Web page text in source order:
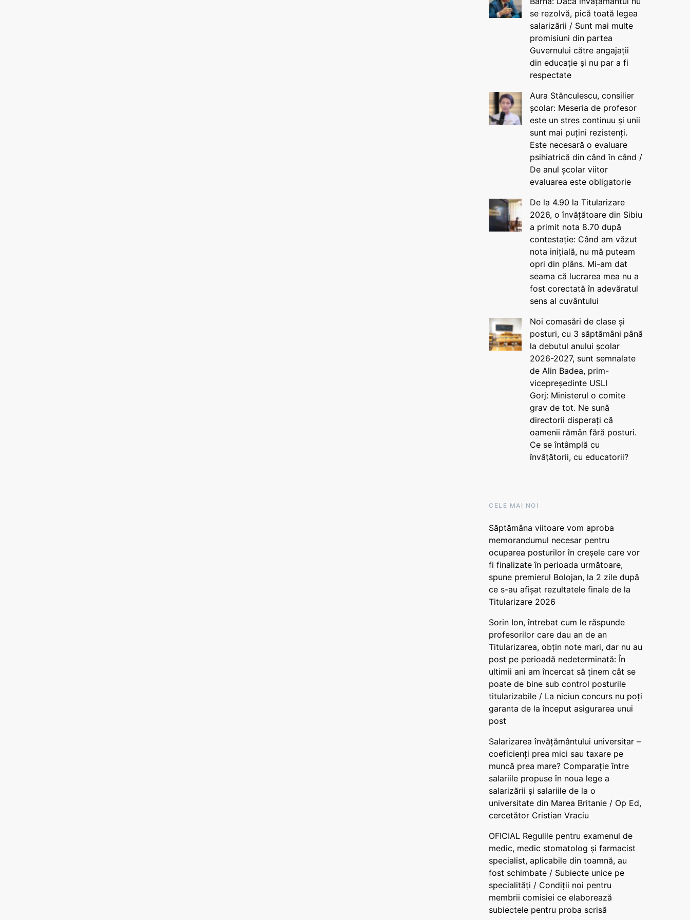
se rezolvă, pică toată legea
salarizării / Sunt mai multe
promisiuni din partea
Guvernului către angajații
din educație și nu par a fi
respectate
Aura Stănculescu, consilier
școlar: Meseria de profesor
este un stres continuu și unii
sunt mai puțini rezistenți.
Este necesară o evaluare
psihiatrică din când în când /
De anul școlar viitor
evaluarea este obligatorie
De la 4.90 la Titularizare
2026, o învățătoare din Sibiu
a primit nota 8.70 după
contestație: Când am văzut
nota inițială, nu mă puteam
opri din plâns. Mi-am dat
seama că lucrarea mea nu a
fost corectată în adevăratul
sens al cuvântului
Noi comasări de clase și
posturi, cu 3 săptămâni până
la debutul anului școlar
2026-2027, sunt semnalate
de Alin Badea, prim-
vicepreședinte USLI
Gorj: Ministerul o comite
grav de tot. Ne sună
directorii disperați că
oamenii rămân fără posturi.
Ce se întâmplă cu
învățătorii, cu educatorii?
CELE MAI NOI
Săptămâna viitoare vom aproba
memorandumul necesar pentru
ocuparea posturilor în creșele care vor
fi finalizate în perioada următoare,
spune premierul Bolojan, la 2 zile după
ce s-au afișat rezultatele finale de la
Titularizare 2026
Sorin Ion, întrebat cum le răspunde
profesorilor care dau an de an
Titularizarea, obțin note mari, dar nu au
post pe perioadă nedeterminată: În
ultimii ani am încercat să ținem cât se
poate de bine sub control posturile
titularizabile / La niciun concurs nu poți
garanta de la început asigurarea unui
post
Salarizarea învățământului universitar –
coeficienți prea mici sau taxare pe
muncă prea mare? Comparație între
salariile propuse în noua lege a
salarizării și salariile de la o
universitate din Marea Britanie / Op Ed,
cercetător Cristian Vraciu
OFICIAL Regulile pentru examenul de
medic, medic stomatolog și farmacist
specialist, aplicabile din toamnă, au
fost schimbate / Subiecte unice pe
specialități / Condiții noi pentru
membrii comisiei ce elaborează
subiectele pentru proba scrisă